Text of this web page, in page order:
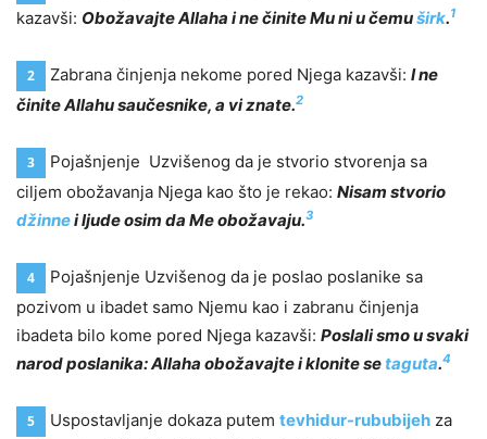
kazavši: Obožavajte Allaha i ne činite Mu ni u čemuširk.1
2 Zabrana činjenja nekome pored Njega kazavši: I ne
činite Allahu saučesnike, a vi znate.2
3
Pojašnjenje Uzvišenog da je stvorio stvorenja sa
ciljem obožavanja Njega kao što je rekao: Nisam stvorio
džinnei ljude osim da Me obožavaju.3
4
Pojašnjenje Uzvišenog da je poslao poslanike sa
pozivom u ibadet samo Njemu kao i zabranu činjenja
ibadeta bilo kome pored Njega kazavši: Poslali smo u svaki
narod poslanika: Allaha obožavajte i klonite se taguta.4
5 Uspostavljanje dokaza putem tevhidur-rububijeh za